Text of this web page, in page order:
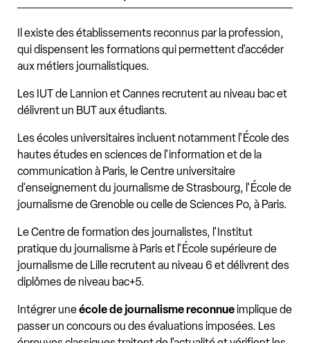
Il existe des établissements reconnus par la profession,
qui dispensent les formations qui permettent d'accéder
aux métiers journalistiques.
Les IUT de Lannion et Cannes recrutent au niveau bac et
délivrent un BUT aux étudiants.
Les écoles universitaires incluent notamment l'École des
hautes études en sciences de l'information et de la
communication à Paris, le Centre universitaire
d'enseignement du journalisme de Strasbourg, l'École de
journalisme de Grenoble ou celle de Sciences Po, à Paris.
Le Centre de formation des journalistes, l'Institut
pratique du journalisme à Paris et l'École supérieure de
journalisme de Lille recrutent au niveau 6 et délivrent des
diplômes de niveau bac+5.
Intégrer uneécole de journalisme reconnue implique de
passer un concours ou des évaluations imposées. Les